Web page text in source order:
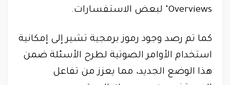
Overviews" لبعض الاستفسارات.
كما تم رصد وجود رموز برمجية تشير إلى إمكانية
استخدام الأوامر الصوتية لطرح الأسئلة ضمن
هذا الوضع الجديد، مما يعزز من تفاعل